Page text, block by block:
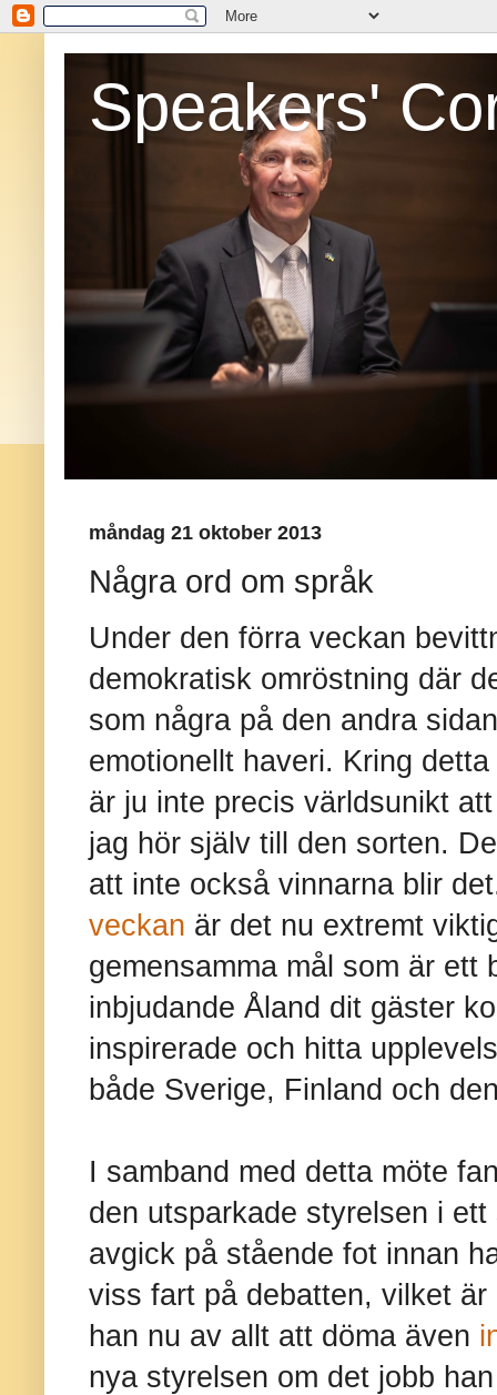
Speakers'
måndag 21 oktober 2013
Några ord om språk
Under den förra veckan
demokratisk omröstning där
som några på den andra
emotionellt haveri. Kring
är ju inte precis världsunikt
jag hör själv till den sorten.
att inte också vinnarna blir
veckan är det nu extremt
gemensamma mål som är ett
inbjudande Åland dit gäster
inspirerade och hitta
både Sverige, Finland och
I samband med detta möte
den utsparkade styrelsen i
avgick på stående fot innan
viss fart på debatten, vilket
han nu av allt att döma även
nya styrelsen om det jobb